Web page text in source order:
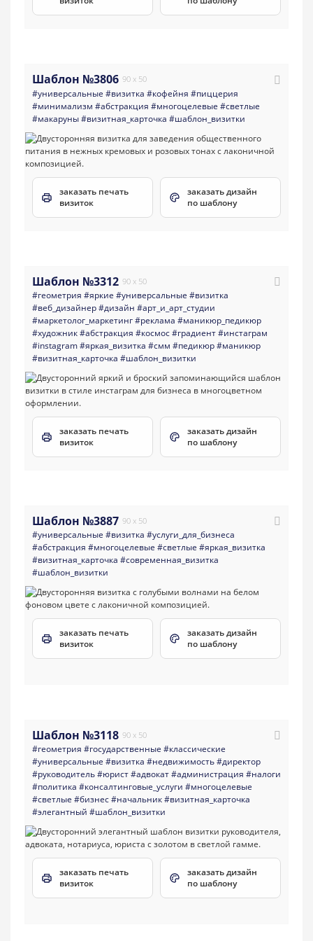
Шаблон №3806 90 x 50
#универсальные #визитка #кофейня #пиццерия
#минимализм #абстракция #многоцелевые #светлые
#макаруны#визитная_карточка #шаблон_визитки
заказать печать
визиток
заказать дизайн
по шаблону
Шаблон №3312 90 x 50
#геометрия #яркие #универсальные #визитка
#веб_дизайнер#дизайн #арт_и_арт_студии
#маркетолог_маркетинг#реклама #маникюр_педикюр
#художник#абстракция #космос#градиент#инстаграм
#instagram#яркая_визитка #смм #педикюр#маникюр
#визитная_карточка #шаблон_визитки
заказать печать
визиток
заказать дизайн
по шаблону
Шаблон №3887 90 x 50
#универсальные #визитка #услуги_для_бизнеса
#абстракция #многоцелевые #светлые #яркая_визитка
#визитная_карточка #современная_визитка
#шаблон_визитки
заказать печать
визиток
заказать дизайн
по шаблону
Шаблон №3118 90 x 50
#геометрия #государственные #классические
#универсальные #визитка #недвижимость#директор
#руководитель#юрист#адвокат#администрация #налоги
#политика #консалтинговые_услуги #многоцелевые
#светлые #бизнес#начальник#визитная_карточка
#элегантный #шаблон_визитки
заказать печать
визиток
заказать дизайн
по шаблону